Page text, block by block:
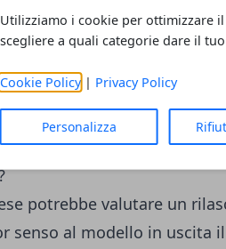
Utilizziamo i cookie per ottimizzare
scegliere a quali categorie dare il
Cookie Policy| Privacy Policy
Personalizza
di aggiungere uno
gamma e suscitare
uno schermo di
5T sarebbe previsto proprio
AMOLED da 6 pollici
potrebbe valutare un
senso al modello in uscita